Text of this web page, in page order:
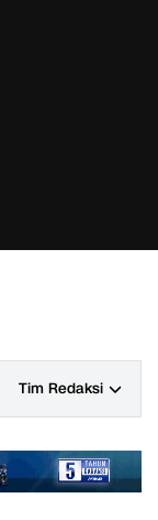
Tim Redaksi